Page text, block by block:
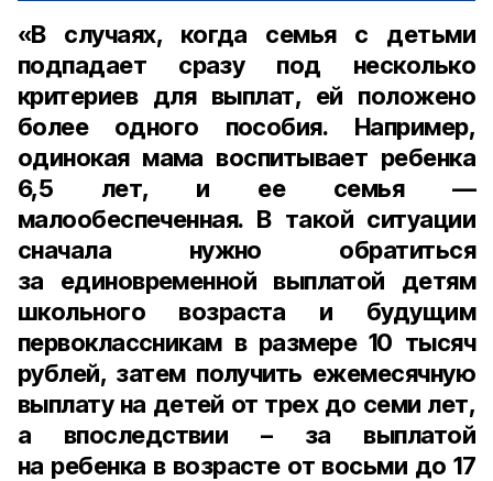
«В случаях, когда семья с детьми
подпадает сразу под несколько
критериев для выплат, ей положено
более одного пособия. Например,
одинокая мама воспитывает ребенка
6,5 лет, и ее семья —
малообеспеченная. В такой ситуации
сначала нужно обратиться
за единовременной выплатой детям
школьного возраста и будущим
первоклассникам в размере 10 тысяч
рублей, затем получить ежемесячную
выплату на детей от трех до семи лет,
а впоследствии – за выплатой
на ребенка в возрасте от восьми до 17